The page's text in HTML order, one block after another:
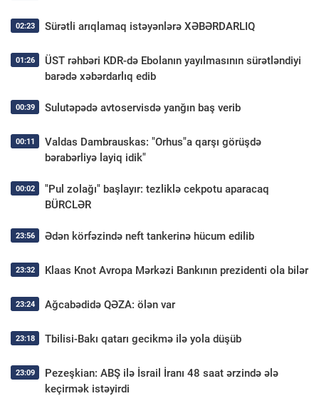
02:23 Sürətli arıqlamaq istəyənlərə XƏBƏRDARLIQ
01:26
ÜST rəhbəri KDR-də Ebolanın yayılmasının sürətləndiyi
barədə xəbərdarlıq edib
00:39 Sulutəpədə avtoservisdə yanğın baş verib
00:11
Valdas Dambrauskas: "Orhus"a qarşı görüşdə
bərabərliyə layiq idik"
00:02
"Pul zolağı" başlayır: tezliklə cekpotu aparacaq
BÜRCLƏR
23:56 Ədən körfəzində neft tankerinə hücum edilib
23:32 Klaas Knot Avropa Mərkəzi Bankının prezidenti ola bilər
23:24 Ağcabədidə QƏZA: ölən var
23:18 Tbilisi-Bakı qatarı gecikmə ilə yola düşüb
23:09
Pezeşkian: ABŞ ilə İsrail İranı 48 saat ərzində ələ
keçirmək istəyirdi